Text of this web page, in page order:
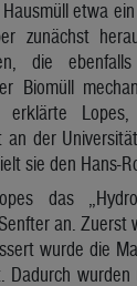
etwa
zunächst
die
Biomüll
erklärte
an der
sie den Hans-
das
an.
wurde die
Dadurch